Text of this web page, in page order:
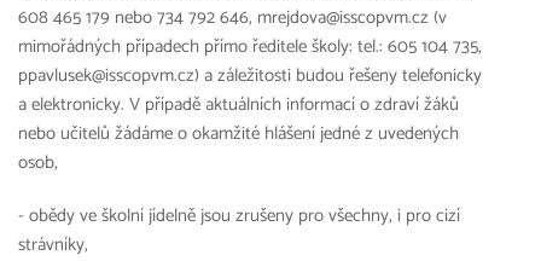
608 465 179 nebo 734 792 646, mrejdova@isscopvm.cz (v
mimořádných případech přímo ředitele školy: tel.: 605 104 735,
ppavlusek@isscopvm.cz) a záležitosti budou řešeny telefonicky
a elektronicky. V případě aktuálních informací o zdraví žáků
nebo učitelů žádáme o okamžité hlášení jedné z uvedených
osob,
- obědy ve školní jídelně jsou zrušeny pro všechny, i pro cizí
strávníky,